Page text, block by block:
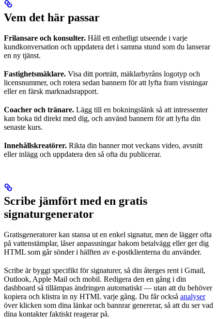
Vem det här passar
Frilansare och konsulter. Håll ett enhetligt utseende i varje
kundkonversation och uppdatera det i samma stund som du lanserar
en ny tjänst.
Fastighetsmäklare. Visa ditt porträtt, mäklarbyråns logotyp och
licensnummer, och rotera sedan bannern för att lyfta fram visningar
eller en färsk marknadsrapport.
Coacher och tränare. Lägg till en bokningslänk så att intressenter
kan boka tid direkt med dig, och använd bannern för att lyfta din
senaste kurs.
Innehållskreatörer. Rikta din banner mot veckans video, avsnitt
eller inlägg och uppdatera den så ofta du publicerar.
Scribe jämfört med en gratis
signaturgenerator
Gratisgeneratorer kan stansa ut en enkel signatur, men de lägger ofta
på vattenstämplar, låser anpassningar bakom betalvägg eller ger dig
HTML som går sönder i hälften av e-postklienterna du använder.
Scribe är byggt specifikt för signaturer, så din återges rent i Gmail,
Outlook, Apple Mail och mobil. Redigera den en gång i din
dashboard så tillämpas ändringen automatiskt — utan att du behöver
kopiera och klistra in ny HTML varje gång. Du får också analyser
över klicken som dina länkar och bannrar genererar, så att du ser vad
dina kontakter faktiskt reagerar på.